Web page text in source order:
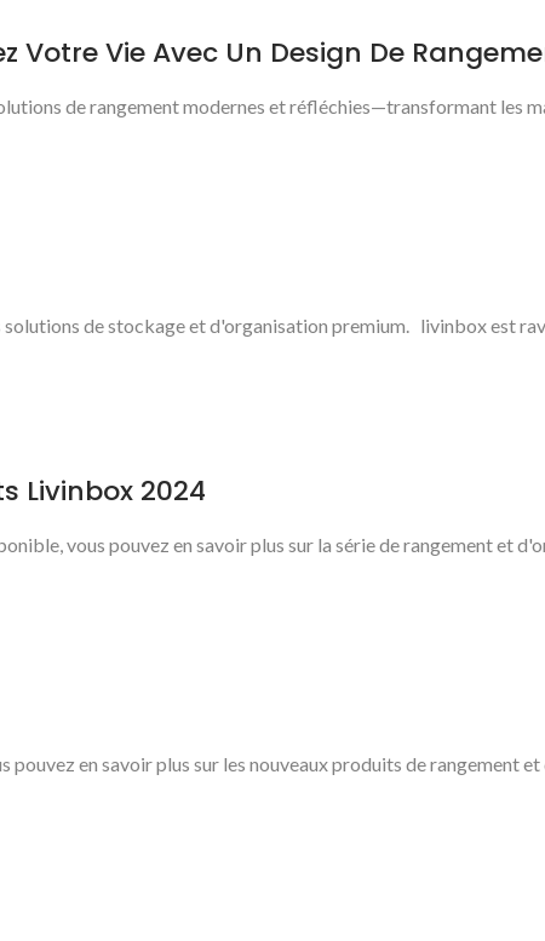
Votre Vie Avec Un Design De
de rangement modernes et réfléchies—transformant les
de stockage et d'organisation premium. livinbox est
Livinbox 2024
vous pouvez en savoir plus sur la série de rangement et
en savoir plus sur les nouveaux produits de rangement